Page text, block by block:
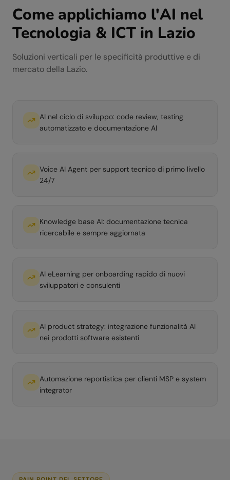
Come applichiamo l'AI nel
Tecnologia & ICT in Lazio
Soluzioni verticali per le specificità produttive e di
mercato della Lazio.
AI nel ciclo di sviluppo: code review, testing
automatizzato e documentazione AI
Voice AI Agent per support tecnico di primo livello
24/7
Knowledge base AI: documentazione tecnica
ricercabile e sempre aggiornata
AI eLearning per onboarding rapido di nuovi
sviluppatori e consulenti
AI product strategy: integrazione funzionalità AI
nei prodotti software esistenti
Automazione reportistica per clienti MSP e system
integrator